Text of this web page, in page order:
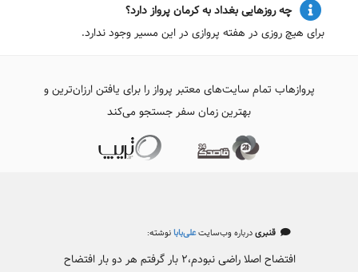
چه روزهایی بغداد به کرمان پرواز دارد؟
برای هیچ روزی در هفته پروازی در این مسیر وجود ندارد.
پروازهاب تمام سایت‌های معتبر پرواز را برای یافتن ارزان‌ترین و
بهترین زمان سفر جستجو می‌کند
قنبریدرباره وب‌سایتعلی‌بابانوشته:
افتضاح اصلا راضی نبودم،۲ بار گرفتم هر دو بار افتضاح